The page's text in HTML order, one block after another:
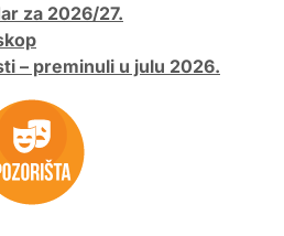
za 2026/27.
– preminuli u julu 2026.